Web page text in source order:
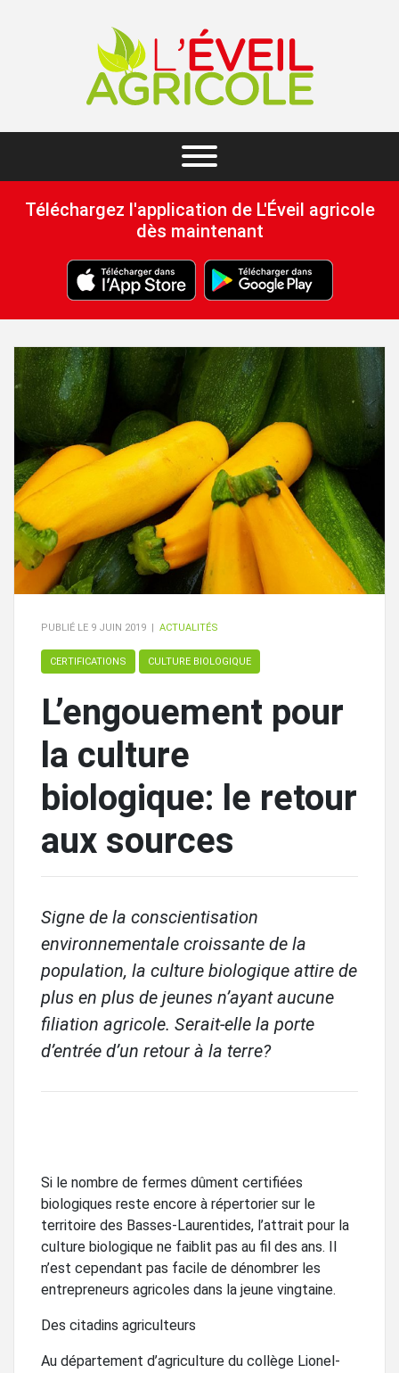
Téléchargez l'application de L'Éveil agricole
dès maintenant
PUBLIÉ LE 9 JUIN 2019 ACTUALITÉS
CERTIFICATIONS CULTURE BIOLOGIQUE
L’engouement pour
la culture
biologique: le retour
aux sources
Signe de la conscientisation
environnementale croissante de la
population, la culture biologique attire de
plus en plus de jeunes n’ayant aucune
filiation agricole. Serait-elle la porte
d’entrée d’un retour à la terre?
Si le nombre de fermes dûment certifiées
biologiques reste encore à répertorier sur le
territoire des Basses-Laurentides, l’attrait pour la
culture biologique ne faiblit pas au fil des ans. Il
n’est cependant pas facile de dénombrer les
entrepreneurs agricoles dans la jeune vingtaine.
Des citadins agriculteurs
Au département d’agriculture du collège Lionel-